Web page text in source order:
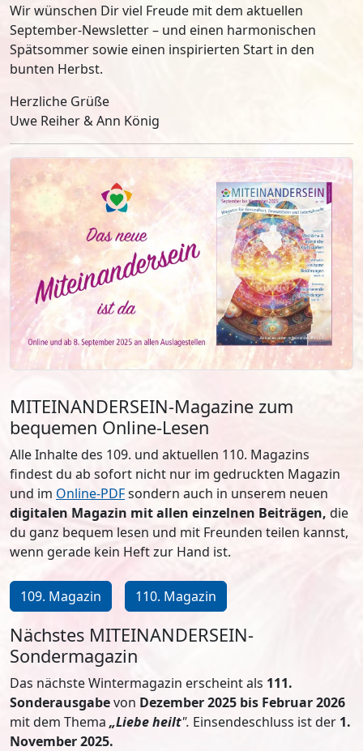
Wir wünschen Dir viel Freude mit dem aktuellen
September-Newsletter – und einen harmonischen
Spätsommer sowie einen inspirierten Start in den
bunten Herbst.
Herzliche Grüße
Uwe Reiher & Ann König
MITEINANDERSEIN-Magazine zum
bequemen Online-Lesen
Alle Inhalte des 109. und aktuellen 110. Magazins
findest du ab sofort nicht nur im gedruckten Magazin
und im Online-PDFsondern auch in unserem neuen
digitalen Magazin mit allen einzelnen Beiträgen, die
du ganz bequem lesen und mit Freunden teilen kannst,
wenn gerade kein Heft zur Hand ist.
109. Magazin 110. Magazin
Nächstes MITEINANDERSEIN-
Sondermagazin
Das nächste Wintermagazin erscheint als 111.
Sonderausgabevon Dezember 2025 bis Februar 2026
mit dem Thema „Liebe heilt". Einsendeschluss ist der 1.
November 2025.